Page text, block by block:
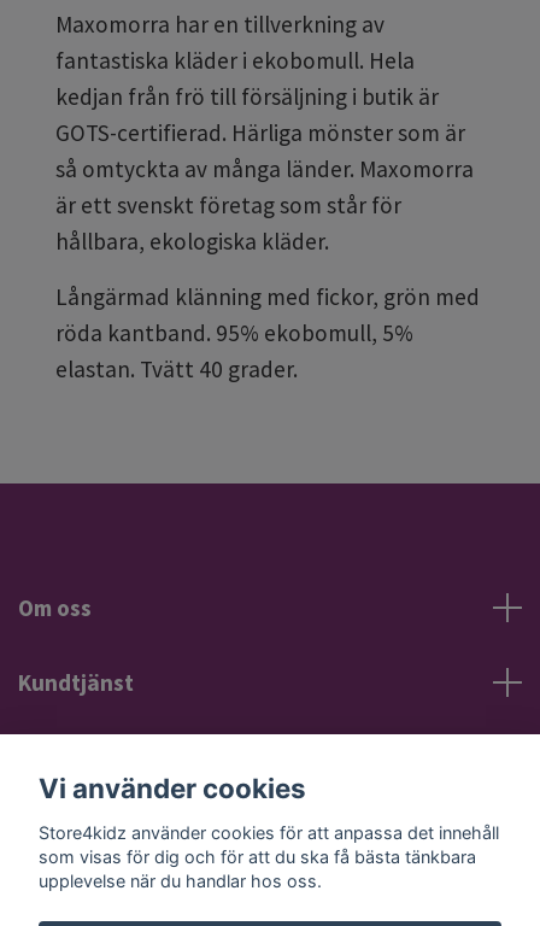
Maxomorra har en tillverkning av
fantastiska kläder i ekobomull. Hela
kedjan från frö till försäljning i butik är
GOTS-certifierad. Härliga mönster som är
så omtyckta av många länder. Maxomorra
är ett svenskt företag som står för
hållbara, ekologiska kläder.
Långärmad klänning med fickor, grön med
röda kantband. 95% ekobomull, 5%
elastan. Tvätt 40 grader.
Om oss
Kundtjänst
Sociala medier
Vi använder cookies
Store4kidz använder cookies för att anpassa det innehåll
som visas för dig och för att du ska få bästa tänkbara
upplevelse när du handlar hos oss.